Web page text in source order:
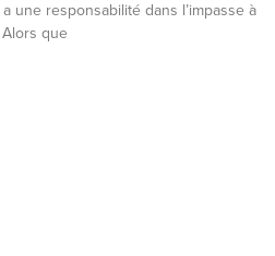
une responsabilité dans l’impasse à
que